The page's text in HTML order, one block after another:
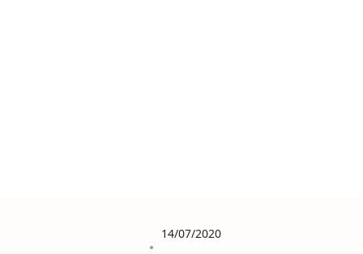
14/07/2020